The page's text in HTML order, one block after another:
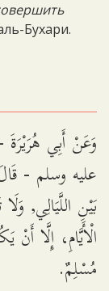
Бухари.
وَعَنْ أَبِي
عليه وسلم -
بَيْنِ اللَّيَالِي,
الْأَيَّامِ، إِلَّا
مُسْلِمٌ.